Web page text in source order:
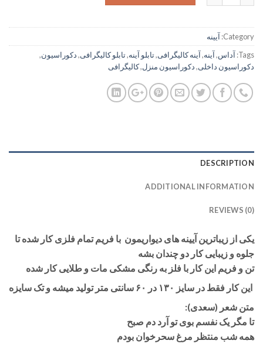
Category: آیینه
Tags: آداس,آینه,آینه کالیگرافی,تابلو آینه,تابلو کالیگرافی,دکوراسیون,
دکوراسیون داخلی,دکوراسیون منزل,کالیگرافی
DESCRIPTION
ADDITIONAL INFORMATION
REVIEWS (0)
یکی از زیباترین آیینه های دیواریمون با فریم تمام فلزی کار شده تا
جلوه و زیبایی کار دو چندان بشه
تن و فریم این کار با فلز به رنگی مشکی مات و طلایی کار شده
این کار فقط در سایز ۱۳۰ در ۶۰ سانتی متر تولید میشه و تک سایزه
متن شعر (سعدی):
تا مگر یک نفسم بوی تو آرد دم صبح
همه شب منتظر مرغ سحرخوان بودم